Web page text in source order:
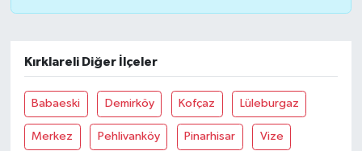
Kırklareli Diğer İlçeler
Babaeski Demirköy Kofçaz Lüleburgaz
Merkez Pehlivanköy Pinarhisar Vize